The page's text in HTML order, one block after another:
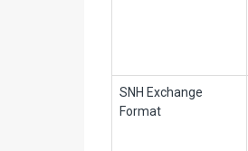
SNH Exchange
Format